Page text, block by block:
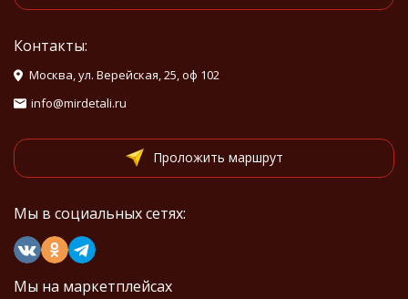
Контакты:
Москва, ул. Верейская, 25, оф 102
info@mirdetali.ru
Проложить маршрут
Мы в социальных сетях:
Мы на маркетплейсах